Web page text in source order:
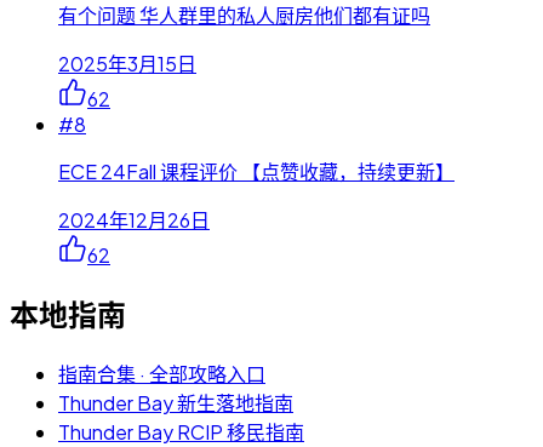
有个问题 华人群里的私人厨房他们都有证吗
2025年3月15日
62
#8
ECE 24Fall 课程评价 【点赞收藏，持续更新】
2024年12月26日
62
本地指南
指南合集 · 全部攻略入口
Thunder Bay 新生落地指南
Thunder Bay RCIP 移民指南